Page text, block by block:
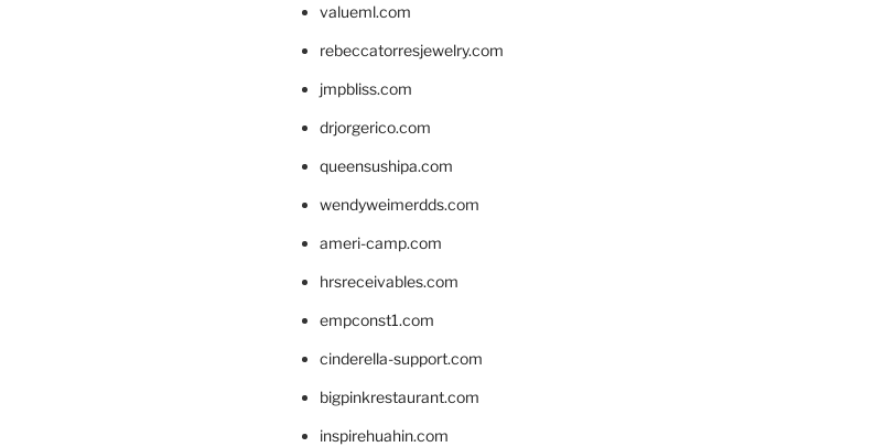
valueml.com
rebeccatorresjewelry.com
jmpbliss.com
drjorgerico.com
queensushipa.com
wendyweimerdds.com
ameri-camp.com
hrsreceivables.com
empconst1.com
cinderella-support.com
bigpinkrestaurant.com
inspirehuahin.com